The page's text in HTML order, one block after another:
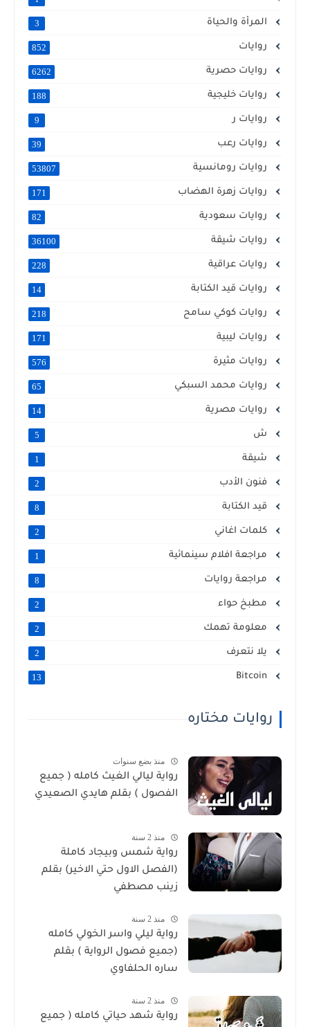
المرأة والحياة 3
روايات 852
روايات حصرية 6262
روايات خليجية 188
روايات ر 9
روايات رعب 39
روايات رومانسية 53807
روايات زهرة الهضاب 171
روايات سعودية 82
روايات شيقة 36100
روايات عراقية 228
روايات قيد الكتابة 14
روايات كوكي سامح 218
روايات ليبية 171
روايات مثيرة 576
روايات محمد السبكي 65
روايات مصرية 14
ش 5
شيقة 1
فنون الأدب 2
قيد الكتابة 8
كلمات اغاني 2
مراجعة افلام سينمائية 1
مراجعة روايات 8
مطبخ حواء 2
معلومة تهمك 2
يلا نتعرف 2
13
روايات مختاره
منذ بضع سنوات
رواية ليالي الغيث كامله ( جميع
الفصول ) بقلم هايدي الصعيدي
منذ 2 سنة
رواية شمس وبيجاد كاملة
(الفصل الاول حتي الاخير) بقلم
زينب مصطفي
منذ 2 سنة
رواية ليلي واسر الخولي كامله
(جميع فصول الرواية ) بقلم
ساره الحلفاوي
منذ 2 سنة
رواية شهد حياتي كامله ( جميع